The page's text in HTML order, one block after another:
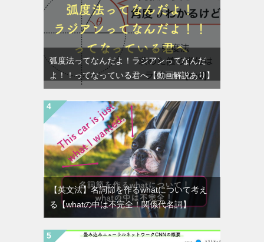
弧度法ってなんだよ！ラジアンってなんだ
よ！！ってなっている君へ【動画解説あり】
【英文法】名詞節を作るwhatについて考え
る【whatの中は不完全！関係代名詞】